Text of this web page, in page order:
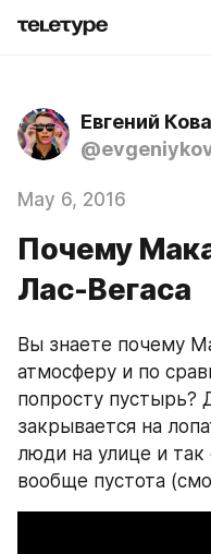
Евгений
May 6, 2016
Почему
Лас-Вегаса
Вы знаете почему
атмосферу и по
попросту пустырь?
закрывается на
люди на улице и
вообще пустота